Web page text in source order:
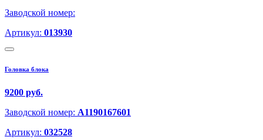
Заводской номер:
Артикул: 013930
Головка блока
9200 руб.
Заводской номер: A1190167601
Артикул: 032528